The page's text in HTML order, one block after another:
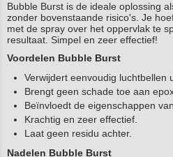
Bubble Burst is de ideale oplossing
zonder bovenstaande risico's. Je
met de spray over het oppervlak te
resultaat. Simpel en zeer effectief!
Voordelen Bubble Burst
Verwijdert eenvoudig luchtbellen
Brengt geen schade toe aan
Beïnvloedt de eigenschappen
Krachtig en zeer effectief.
Laat geen residu achter.
Nadelen Bubble Burst